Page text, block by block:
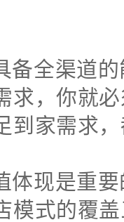
备全渠道
求，你就
到家需求
体现是重
模式的覆